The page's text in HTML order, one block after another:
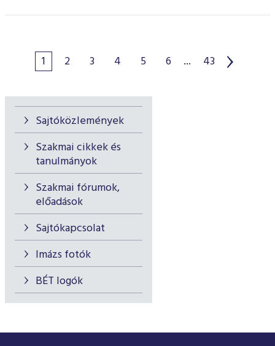
Sajtóközlemények
Szakmai cikkek és
tanulmányok
Szakmai fórumok,
előadások
Sajtókapcsolat
Imázs fotók
BÉT logók
1 2 3 4 5 6 ... 43